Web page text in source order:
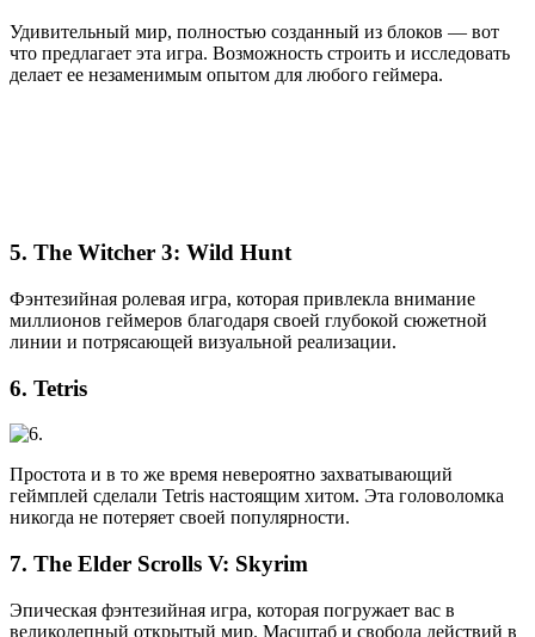
Удивительный мир, полностью созданный из блоков — вот
что предлагает эта игра. Возможность строить и исследовать
делает ее незаменимым опытом для любого геймера.
5. The Witcher 3: Wild Hunt
Фэнтезийная ролевая игра, которая привлекла внимание
миллионов геймеров благодаря своей глубокой сюжетной
линии и потрясающей визуальной реализации.
6. Tetris
Простота и в то же время невероятно захватывающий
геймплей сделали Tetris настоящим хитом. Эта головоломка
никогда не потеряет своей популярности.
7. The Elder Scrolls V: Skyrim
Эпическая фэнтезийная игра, которая погружает вас в
великолепный открытый мир. Масштаб и свобода действий в